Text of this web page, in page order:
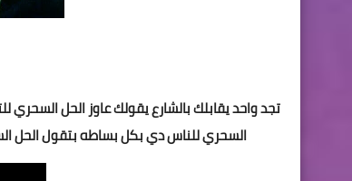
السحري للناس دي بكل بساطه بتقول الحل